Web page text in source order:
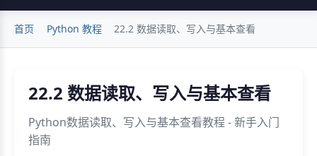
首页 Python 教程 22.2 数据读取、写入与基本查看
22.2 数据读取、写入与基本查看
Python数据读取、写入与基本查看教程 - 新手入门
指南